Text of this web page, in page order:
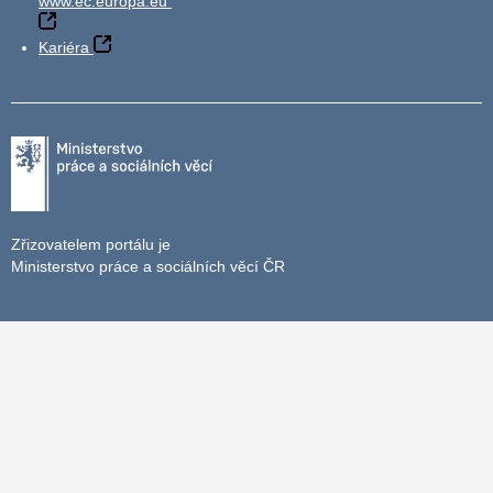
Kariéra
Zřizovatelem portálu je
Ministerstvo práce a sociálních věcí ČR